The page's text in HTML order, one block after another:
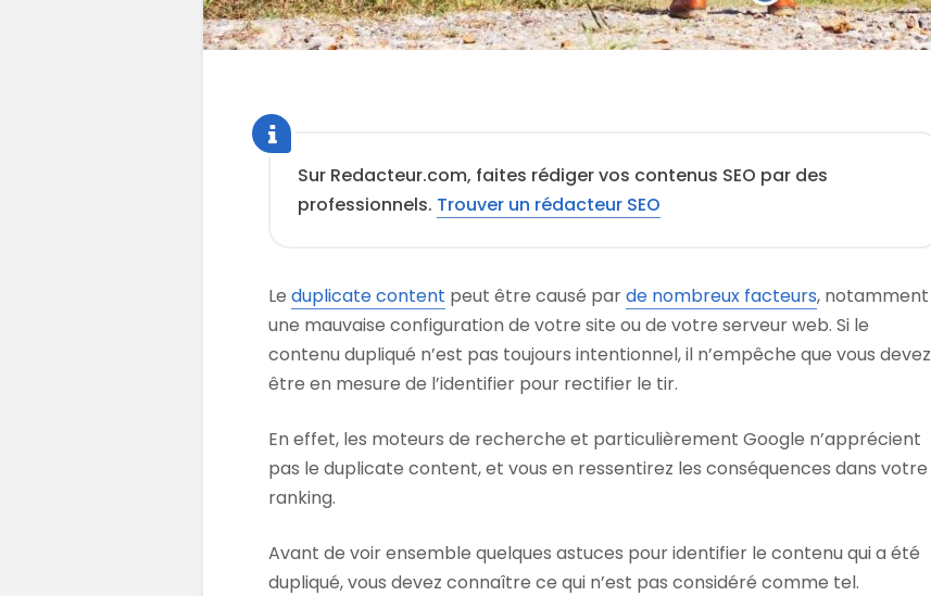
Sur Redacteur.com, faites rédiger vos contenus SEO par des
professionnels. Trouver un rédacteur SEO
Le duplicate content peut être causé parde nombreux facteurs, notamment
une mauvaise configuration de votre site ou de votre serveur web. Si le
contenu dupliqué n’est pas toujours intentionnel, il n’empêche que vous devez
être en mesure de l’identifier pour rectifier le tir.
En effet, les moteurs de recherche et particulièrement Google n’apprécient
pas le duplicate content, et vous en ressentirez les conséquences dans votre
ranking.
Avant de voir ensemble quelques astuces pour identifier le contenu qui a été
dupliqué, vous devez connaître ce qui n’est pas considéré comme tel.